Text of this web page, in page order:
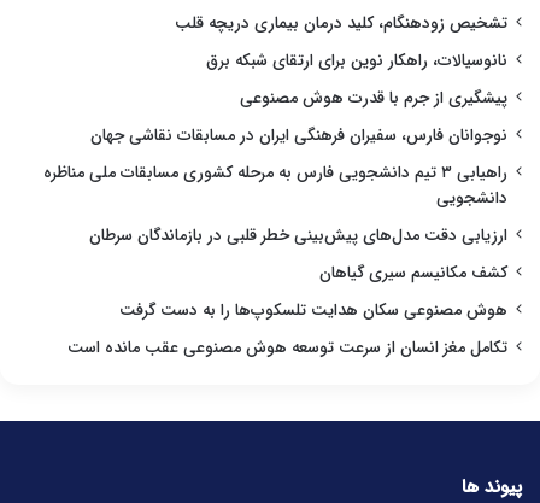
تشخیص زودهنگام، کلید درمان بیماری دریچه قلب
نانوسیالات، راهکار نوین برای ارتقای شبکه برق
پیشگیری از جرم با قدرت هوش مصنوعی
نوجوانان فارس، سفیران فرهنگی ایران در مسابقات نقاشی جهان
راهیابی ۳ تیم دانشجویی فارس به مرحله کشوری مسابقات ملی مناظره
دانشجویی
ارزیابی دقت مدل‌های پیش‌بینی خطر قلبی در بازماندگان سرطان
کشف مکانیسم سیری گیاهان
هوش مصنوعی سکان هدایت تلسکوپ‌ها را به دست گرفت
تکامل مغز انسان از سرعت توسعه هوش مصنوعی عقب مانده است
پیوند ها